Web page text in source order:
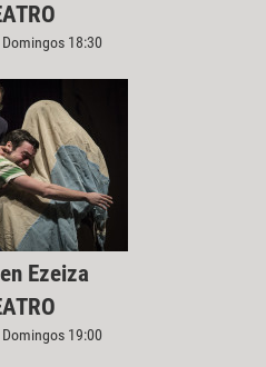
18:30
Ezeiza
19:00